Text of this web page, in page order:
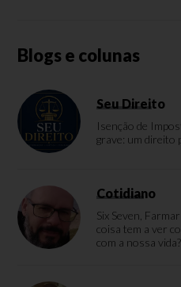
Blogs e colunas
Seu Direito
Isenção de
grave: um direito
Cotidiano
Six Seven,
coisa tem a ver
com a nossa vida?